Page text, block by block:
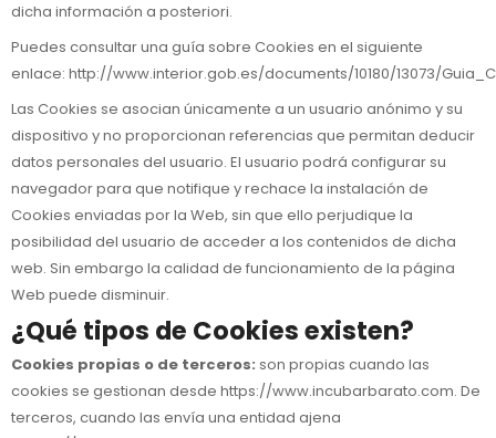
dicha información a posteriori.
Puedes consultar una guía sobre Cookies en el siguiente
enlace: http://www.interior.gob.es/documents/10180/13073/
Las Cookies se asocian únicamente a un usuario anónimo y su
dispositivo y no proporcionan referencias que permitan deducir
datos personales del usuario. El usuario podrá configurar su
navegador para que notifique y rechace la instalación de
Cookies enviadas por la Web, sin que ello perjudique la
posibilidad del usuario de acceder a los contenidos de dicha
web. Sin embargo la calidad de funcionamiento de la página
Web puede disminuir.
¿Qué tipos de Cookies existen?
Cookies propias o de terceros: son propias cuando las
cookies se gestionan desde https://www.incubarbarato.com. De
terceros, cuando las envía una entidad ajena